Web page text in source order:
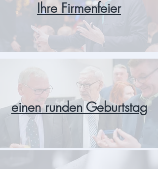
Ihre Firmenfeier
einen runden Geburtstag